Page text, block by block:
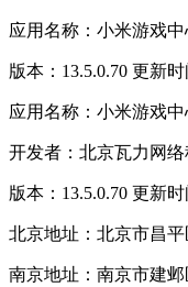
应用名称：小米游戏中
版本：13.5.0.70 更新
应用名称：小米游戏中
开发者：北京瓦力网络
版本：13.5.0.70 更新
北京地址：北京市昌
南京地址：南京市建